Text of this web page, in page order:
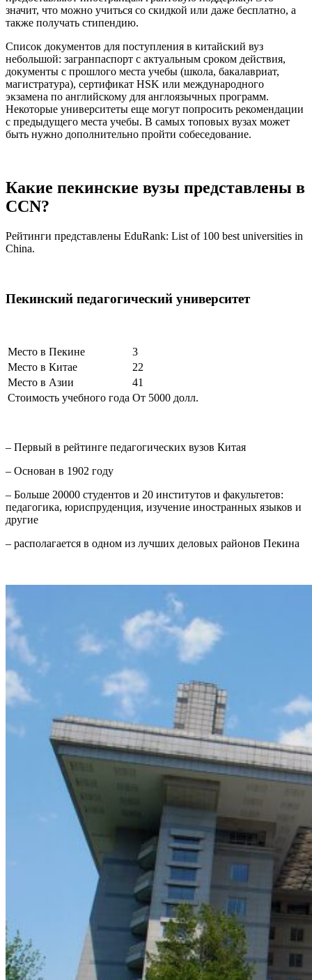
значит, что можно учиться со скидкой или даже бесплатно, а
также получать стипендию.
Список документов для поступления в китайский вуз
небольшой: загранпаспорт с актуальным сроком действия,
документы с прошлого места учебы (школа, бакалавриат,
магистратура), сертификат HSK или международного
экзамена по английскому для англоязычных программ.
Некоторые университеты еще могут попросить рекомендации
с предыдущего места учебы. В самых топовых вузах может
быть нужно дополнительно пройти собеседование.
Какие пекинские вузы представлены в
CCN?
Рейтинги представлены EduRank: List of 100 best universities in
China.
Пекинский педагогический университет
Место в Пекине
3
Место в Китае
22
Место в Азии
41
Стоимость учебного года От 5000 долл.
– Первый в рейтинге педагогических вузов Китая
– Основан в 1902 году
– Больше 20000 студентов и 20 институтов и факультетов:
педагогика, юриспруденция, изучение иностранных языков и
другие
– располагается в одном из лучших деловых районов Пекина